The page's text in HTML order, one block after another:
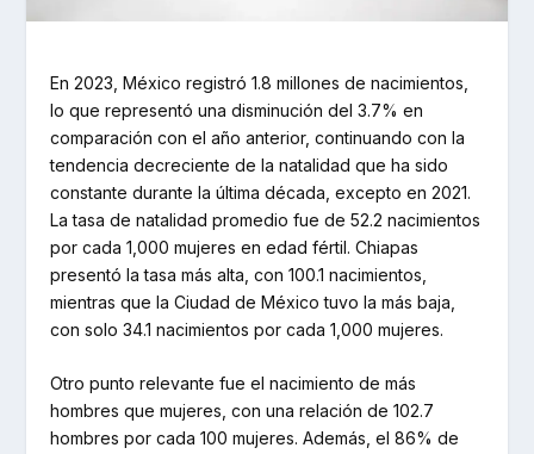
En 2023, México registró 1.8 millones de nacimientos,
lo que representó una disminución del 3.7% en
comparación con el año anterior, continuando con la
tendencia decreciente de la natalidad que ha sido
constante durante la última década, excepto en 2021.
La tasa de natalidad promedio fue de 52.2 nacimientos
por cada 1,000 mujeres en edad fértil. Chiapas
presentó la tasa más alta, con 100.1 nacimientos,
mientras que la Ciudad de México tuvo la más baja,
con solo 34.1 nacimientos por cada 1,000 mujeres.
Otro punto relevante fue el nacimiento de más
hombres que mujeres, con una relación de 102.7
hombres por cada 100 mujeres. Además, el 86% de